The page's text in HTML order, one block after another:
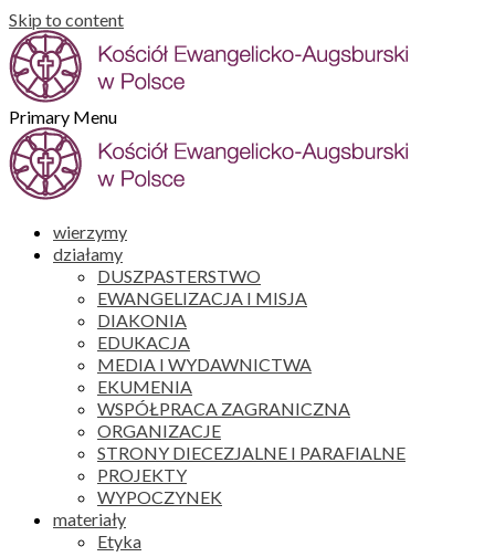
Skip to content
Primary Menu
wierzymy
działamy
DUSZPASTERSTWO
EWANGELIZACJA I MISJA
DIAKONIA
EDUKACJA
MEDIA I WYDAWNICTWA
EKUMENIA
WSPÓŁPRACA ZAGRANICZNA
ORGANIZACJE
STRONY DIECEZJALNE I PARAFIALNE
PROJEKTY
WYPOCZYNEK
materiały
Etyka